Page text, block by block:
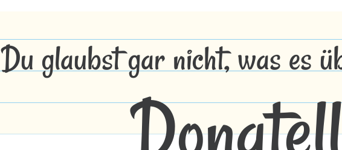
Du glaubst gar nicht, was es